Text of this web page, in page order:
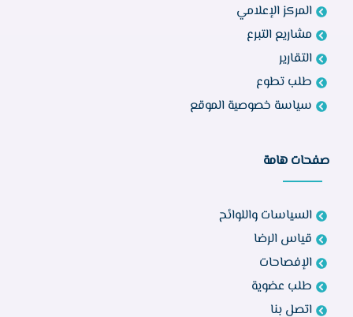
المركز الإعلامي
مشاريع التبرع
التقارير
طلب تطوع
سياسة خصوصية الموقع
صفحات هامة
السياسات واللوائح
قياس الرضا
الإفصاحات
طلب عضوية
اتصل بنا